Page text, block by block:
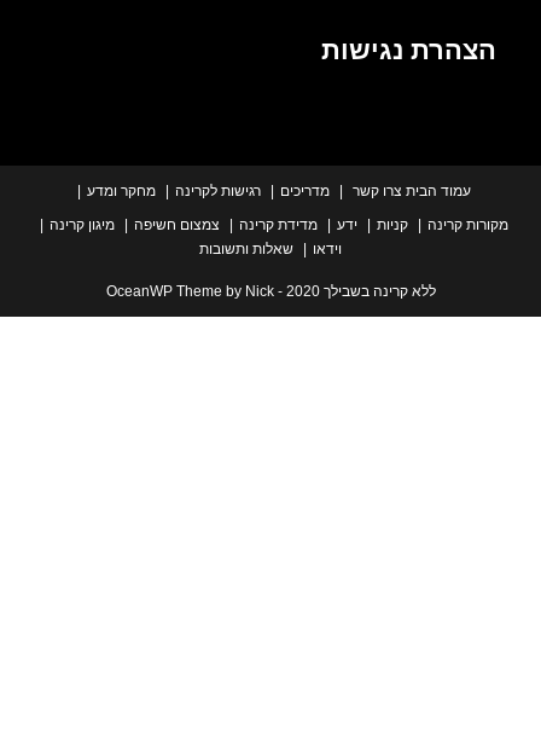
נגישות
עמוד הבית צרו קשר מדריכים רגישות לקרינה
מחקר ומדע
קרינה
קניות ידע מדידת קרינה צמצום חשיפה
מיגון קרינה
שאלות ותשובות
ללא קרינה בשבילך 2020 - OceanWP Theme by Nick